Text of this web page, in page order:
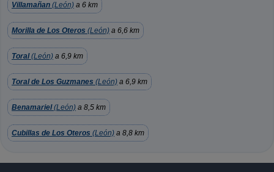
Villamañan (León) a 6 km
Morilla de Los Oteros (León) a 6,6 km
Toral(León) a 6,9 km
Toral de Los Guzmanes (León) a 6,9 km
Benamariel(León) a 8,5 km
Cubillas de Los Oteros (León) a 8,8 km